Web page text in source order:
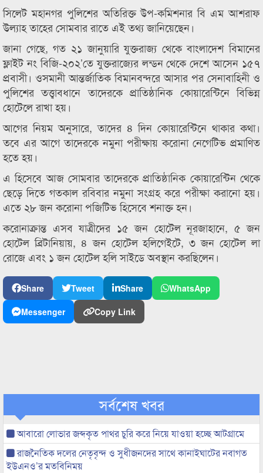
সিলেট মহানগর পুলিশের অতিরিক্ত উপ-কমিশনার বি এম আশরাফ
উল্যাহ তাহের সোমবার রাতে এই তথ্য জানিয়েছেন।
জানা গেছে, গত ২১ জানুয়ারি যুক্তরাজ্য থেকে বাংলাদেশ বিমানের
ফ্লাইট নং বিজি-২০২’তে যুক্তরাজ্যের লন্ডন থেকে দেশে আসেন ১৫৭
প্রবাসী। ওসমানী আন্তর্জাতিক বিমানবন্দরে আসার পর সেনাবাহিনী ও
পুলিশের তত্ত্বাবধানে তাদেরকে প্রাতিষ্ঠানিক কোয়ারেন্টিনে বিভিন্ন
হোটেলে রাখা হয়।
আগের নিয়ম অনুসারে, তাদের ৪ দিন কোয়ারেন্টিনে থাকার কথা।
তবে এর আগে তাদেরকে নমুনা পরীক্ষায় করোনা নেগেটিভ প্রমাণিত
হতে হয়।
এ হিসেবে আজ সোমবার তাদেরকে প্রাতিষ্ঠানিক কোয়ারেন্টিন থেকে
ছেড়ে দিতে গতকাল রবিবার নমুনা সংগ্রহ করে পরীক্ষা করানো হয়।
এতে ২৮ জন করোনা পজিটিভ হিসেবে শনাক্ত হন।
করোনাক্রান্ত এসব যাত্রীদের ১৫ জন হোটেল নূরজাহানে, ৫ জন
হোটেল ব্রিটানিয়ায়, ৪ জন হোটেল হলিগেইটে, ৩ জন হোটেল লা
রোজে এবং ১ জন হোটেল হলি সাইডে অবস্থান করছিলেন।
Share Tweet Share
WhatsApp
Messenger
Copy Link
সর্বশেষ খবর
আবারো লোভার জব্দকৃত পাথর চুরি করে নিয়ে যাওয়া হচ্ছে আটগ্রামে
রাজনৈতিক দলের নেতৃবৃন্দ ও সুধীজনদের সাথে কানাইঘাটের নবাগত
ইউএনও’র মতবিনিময়